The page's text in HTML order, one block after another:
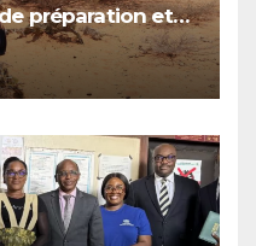
préparation et
d’El Niño,
dizaines de
l’insécurité